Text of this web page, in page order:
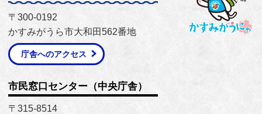
〒300-0192
かすみがうら市大和田562番地
庁舎へのアクセス
市民窓口センター（中央庁舎）
〒315-8514